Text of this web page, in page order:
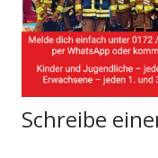
Schreibe